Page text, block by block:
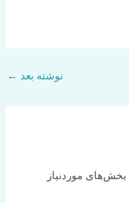
نوشته بعد ←
بخش‌های موردنیاز